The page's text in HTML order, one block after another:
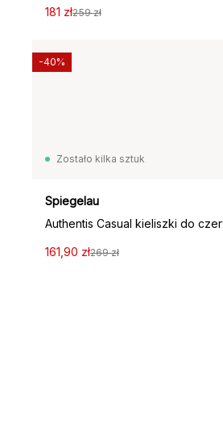
181 zł259 zł
Zostało kilka sztuk
Spiegelau
161,90 zł269 zł
-40%